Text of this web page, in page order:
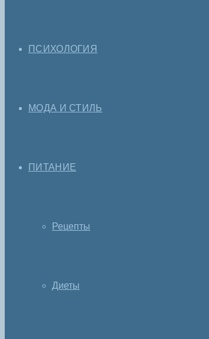
ПСИХОЛОГИЯ
МОДА И СТИЛЬ
ПИТАНИЕ
Рецепты
Диеты